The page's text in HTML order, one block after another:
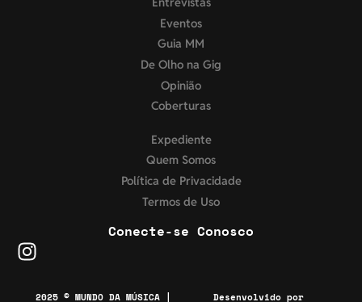
Eventos
Guia MM
De Olho na Gig
Opinião
Coberturas
Expediente
Quem Somos
Política de Privacidade
Termos de Uso
Conecte-se Conosco
2025 © MUNDO DA MÚSICA | Desenvolvido por